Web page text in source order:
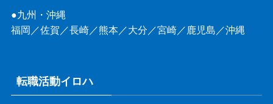
●九州・沖縄
福岡 ／佐賀 ／長崎／熊本／大分 ／宮崎／ 鹿児島 ／沖縄
転職活動イロハ